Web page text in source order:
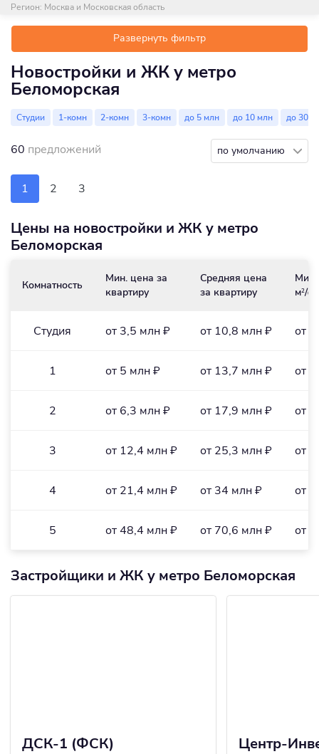
Регион: Москва и Московская область
Развернуть фильтр
Новостройки и ЖК у метро
Беломорская
Студии 1-комн 2-комн 3-комн до 5 млн до 10 млн до 30 м²
60 предложений по умолчанию
1 2 3
Цены на новостройки и ЖК у метро
Беломорская
Комнатность
Мин. цена за
квартиру
Средняя цена
за квартиру
Мин.
м2/₽
Студия от 3,5 млн ₽ от 10,8 млн ₽ от
1 от 5 млн ₽ от 13,7 млн ₽ от
2 от 6,3 млн ₽ от 17,9 млн ₽ от
3 от 12,4 млн ₽ от 25,3 млн ₽ от
4 от 21,4 млн ₽ от 34 млн ₽ от
5 от 48,4 млн ₽ от 70,6 млн ₽ от
Застройщики и ЖК у метро Беломорская
ДСК-1 (ФСК) Центр-